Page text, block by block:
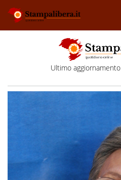
Ultimo aggiornamento